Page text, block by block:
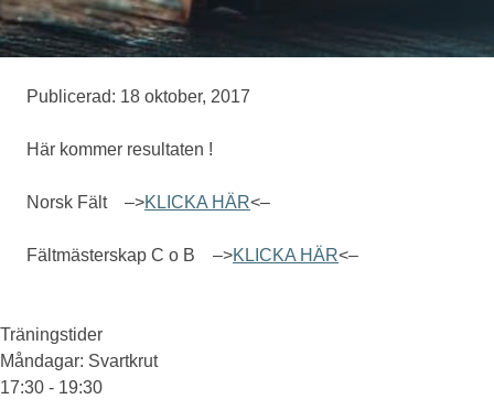
Medlemskap
Publicerad: 18 oktober, 2017
Här kommer resultaten !
Norsk Fält –>KLICKA HÄR<–
Fältmästerskap C o B –>KLICKA HÄR<–
Träningstider
Måndagar: Svartkrut
17:30 - 19:30